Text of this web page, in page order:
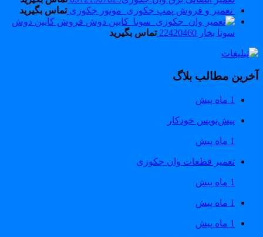
تعمیر و فروش پمپ جکوزی_موتور جکوزی تماس بگیرید
فروش کابین دوش
سونا بخار 22420460
تماس بگیرید
مطالب بلاگ
1 ماه پیش
پیش‌نویس خودکار
تعمیر قطعات وان جکوزی
1 ماه پیش
1 ماه پیش